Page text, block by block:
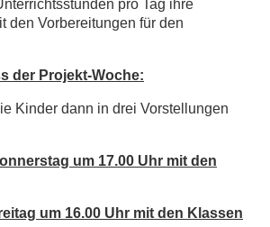
pro Tag ihre
den Vorbereitungen für den
der Projekt-Woche:
Kinder dann in drei Vorstellungen
um 17.00 Uhr mit den
um 16.00 Uhr mit den Klassen